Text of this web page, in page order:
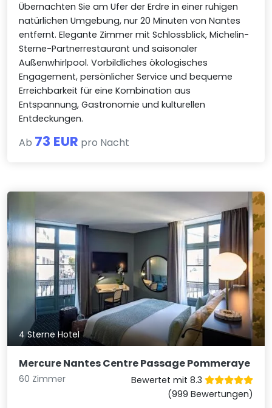
Übernachten Sie am Ufer der Erdre in einer ruhigen
natürlichen Umgebung, nur 20 Minuten von Nantes
entfernt. Elegante Zimmer mit Schlossblick, Michelin-
Sterne-Partnerrestaurant und saisonaler
Außenwhirlpool. Vorbildliches ökologisches
Engagement, persönlicher Service und bequeme
Erreichbarkeit für eine Kombination aus
Entspannung, Gastronomie und kulturellen
Entdeckungen.
Ab 73 EUR pro Nacht
4 Sterne Hotel
Mercure Nantes Centre Passage Pommeraye
60 Zimmer
Bewertet mit 8.3
(999 Bewertungen)